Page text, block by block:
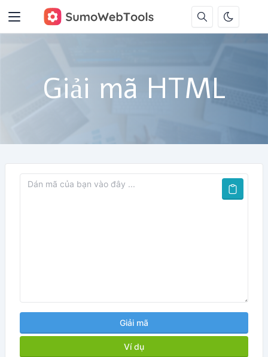
Giải mã HTML
Giải mã
Ví dụ